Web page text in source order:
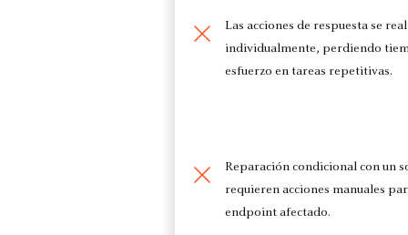
Las acciones de respuesta se
individualmente, perdiendo
esfuerzo en tareas repetitivas.
Reparación condicional con un
requieren acciones manuales
endpoint afectado.